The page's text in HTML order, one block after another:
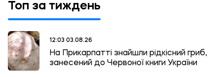
Топ за тиждень
12:03 03.08.26
На Прикарпатті знайшли рідкісний гриб,
занесений до Червоної книги України